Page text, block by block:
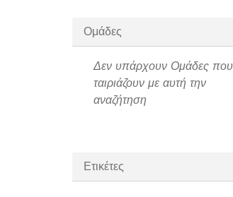
Ομάδες
Δεν υπάρχουν Ομάδες που
ταιριάζουν με αυτή την
αναζήτηση
Ετικέτες